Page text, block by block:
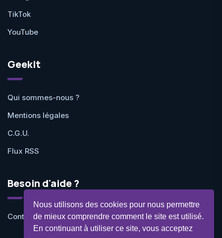
Nous utilisons des cookies pour nous permettre
de mieux comprendre comment le site est utilisé.
En continuant à utiliser ce site, vous acceptez
TikTok
YouTube
Geekit
Qui sommes-nous ?
Mentions légales
C.G.U.
Flux RSS
Besoin d'aide ?
Contactez-nous